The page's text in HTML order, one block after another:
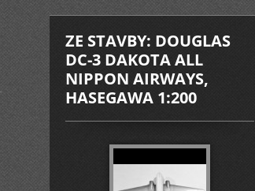
ZE STAVBY: DOUGLAS
DC-3 DAKOTA ALL
NIPPON AIRWAYS,
HASEGAWA 1:200